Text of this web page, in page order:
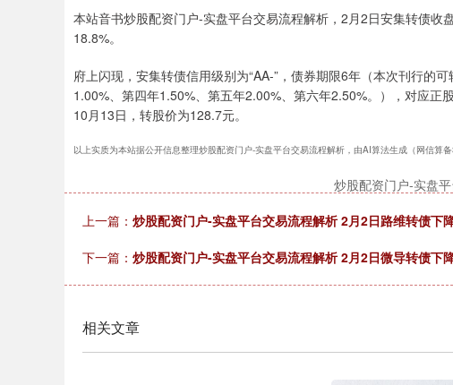
本站音书炒股配资门户-实盘平台交易流程解析，2月2日安集转债
18.8%。
府上闪现，安集转债信用级别为“AA-”，债券期限6年（本次刊行的
1.00%、第四年1.50%、第五年2.00%、第六年2.50%。），对应
10月13日，转股价为128.7元。
以上实质为本站据公开信息整理炒股配资门户-实盘平台交易流程解析，由AI算法生成（网信算
炒股配资门户-实盘
上一篇： 炒股配资门户-实盘平台交易流程解析 2月2日路维转债下
下一篇： 炒股配资门户-实盘平台交易流程解析 2月2日微导转债下
相关文章